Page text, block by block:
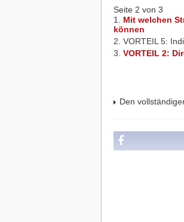
Seite 2 von 3
Mit welchen
können
VORTEIL 5:
VORTEIL 2:
Den
Diese Artikel